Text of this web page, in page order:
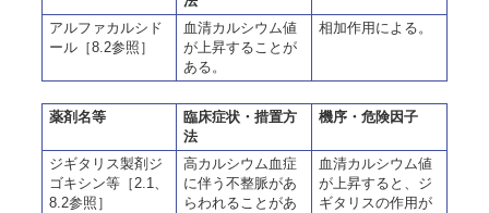
アルファカルシド
ール［8.2参照］
血清カルシウム値
が上昇することが
ある。
相加作用による。
薬剤名等
臨床症状・措置方
法
機序・危険因子
ジギタリス製剤ジ
ゴキシン等［2.1、
8.2参照］
高カルシウム血症
に伴う不整脈があ
らわれることがあ
血清カルシウム値
が上昇すると、ジ
ギタリスの作用が